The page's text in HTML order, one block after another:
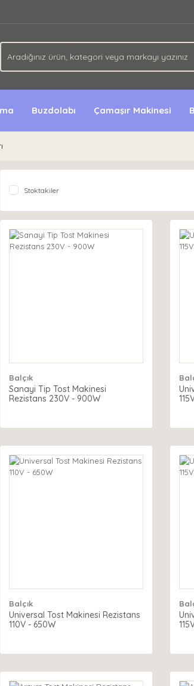
Buzdolabı Çamaşır Makinesi
Stoktakiler
Balçık
Sanayi Tip Tost Makinesi
Rezistans 230V - 900W
Balçık
Universal Tost Makinesi Rezistans
110V - 650W